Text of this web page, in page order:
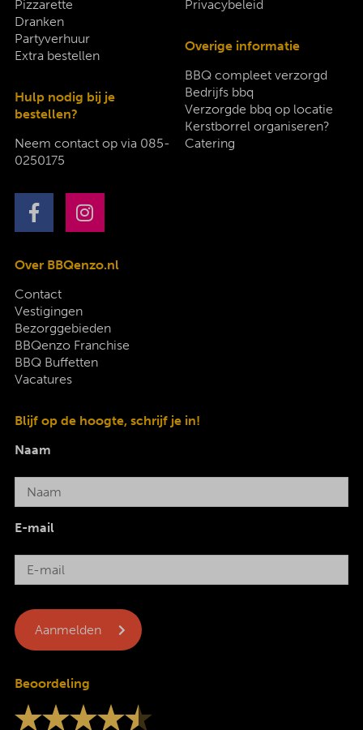
Pizzarette
Dranken
Partyverhuur
Extra bestellen
Hulp nodig bij je
bestellen?
Neem contact op via 085-
0250175
Privacybeleid
Overige informatie
BBQ compleet verzorgd
Bedrijfs bbq
Verzorgde bbq op locatie
Kerstborrel organiseren?
Catering
Over BBQenzo.nl
Contact
Vestigingen
Bezorggebieden
BBQenzo Franchise
BBQ Buffetten
Vacatures
Blijf op de hoogte, schrijf je in!
Naam
E-mail
Beoordeling